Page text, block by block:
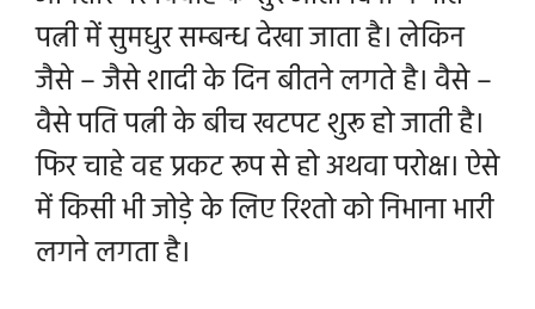
पत्नी में सुमधुर सम्बन्ध देखा जाता है। लेकिन
जैसे – जैसे शादी के दिन बीतने लगते है। वैसे –
वैसे पति पत्नी के बीच खटपट शुरू हो जाती है।
फिर चाहे वह प्रकट रूप से हो अथवा परोक्ष। ऐसे
में किसी भी जोड़े के लिए रिश्तो को निभाना भारी
लगने लगता है।